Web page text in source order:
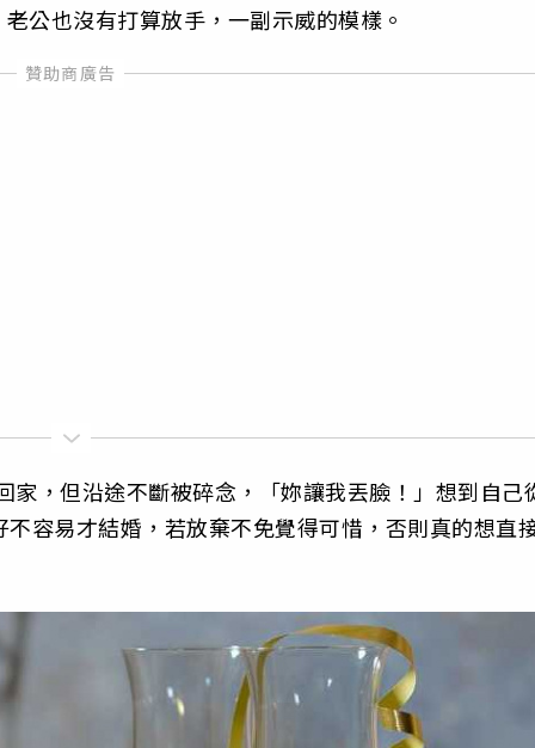
公也沒有打算放手，一副示威的模樣。
家，但沿途不斷被碎念，「妳讓我丟臉！」想到自己
容易才結婚，若放棄不免覺得可惜，否則真的想直